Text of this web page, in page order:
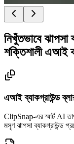
নিখুঁতভাবে ঝাপসা
শক্তিশালী এআই
এআই ব্যাকগ্রাউন্ড
ClipSnap-এর স্মার্ট AI
মসৃণ ঝাপসা ব্যাকগ্রাউন্ড